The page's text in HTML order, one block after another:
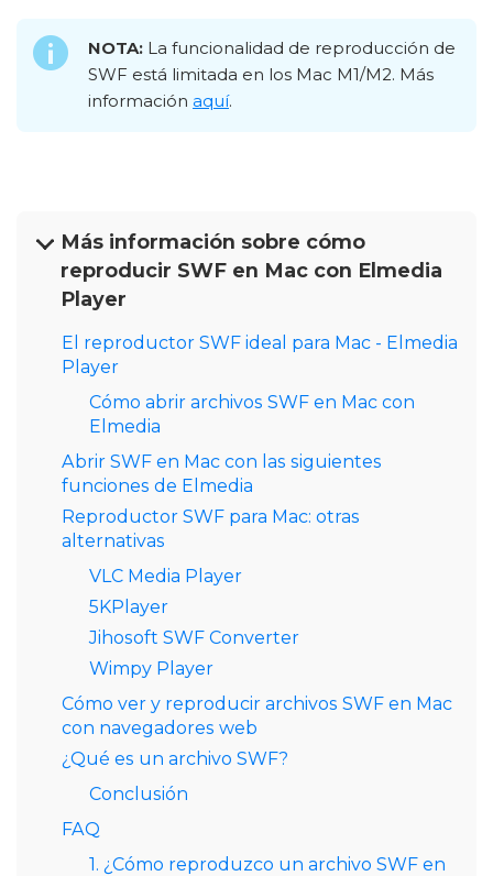
NOTA: La funcionalidad de reproducción de
SWF está limitada en los Mac M1/M2. Más
información aquí.
Más información sobre cómo
reproducir SWF en Mac con Elmedia
Player
El reproductor SWF ideal para Mac - Elmedia
Player
Cómo abrir archivos SWF en Mac con
Elmedia
Abrir SWF en Mac con las siguientes
funciones de Elmedia
Reproductor SWF para Mac: otras
alternativas
VLC Media Player
5KPlayer
Jihosoft SWF Converter
Wimpy Player
Cómo ver y reproducir archivos SWF en Mac
con navegadores web
¿Qué es un archivo SWF?
Conclusión
FAQ
1. ¿Cómo reproduzco un archivo SWF en